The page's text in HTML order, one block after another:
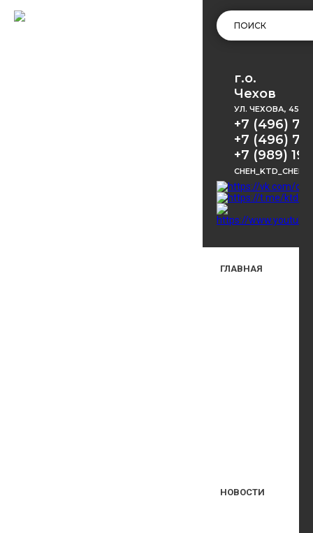
г.о.
Чехов
УЛ. ЧЕХОВА, 45
+7 (496)
+7 (496)
+7 (989)
ГЛАВНАЯ
НОВОСТИ